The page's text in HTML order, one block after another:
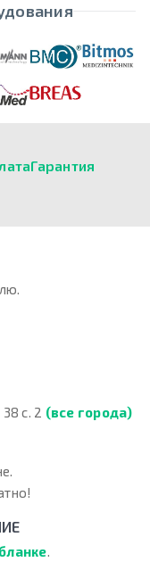
Гарантия
с. 2 (все города)
.